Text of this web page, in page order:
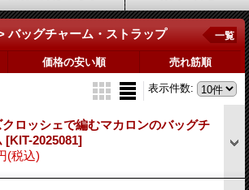
バッグチャーム・ストラップ 一覧
価格の安い順 売れ筋順
表示件数:
クロッシェで編むマカロンのバッグチ
[KIT-2025081]
(税込)